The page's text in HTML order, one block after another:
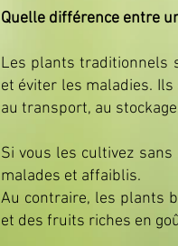
Quelle différence entre
Les plants traditionnels
et éviter les maladies.
au transport, au
Si vous les cultivez
malades et affaiblis.
Au contraire, les plants
et des fruits riches en